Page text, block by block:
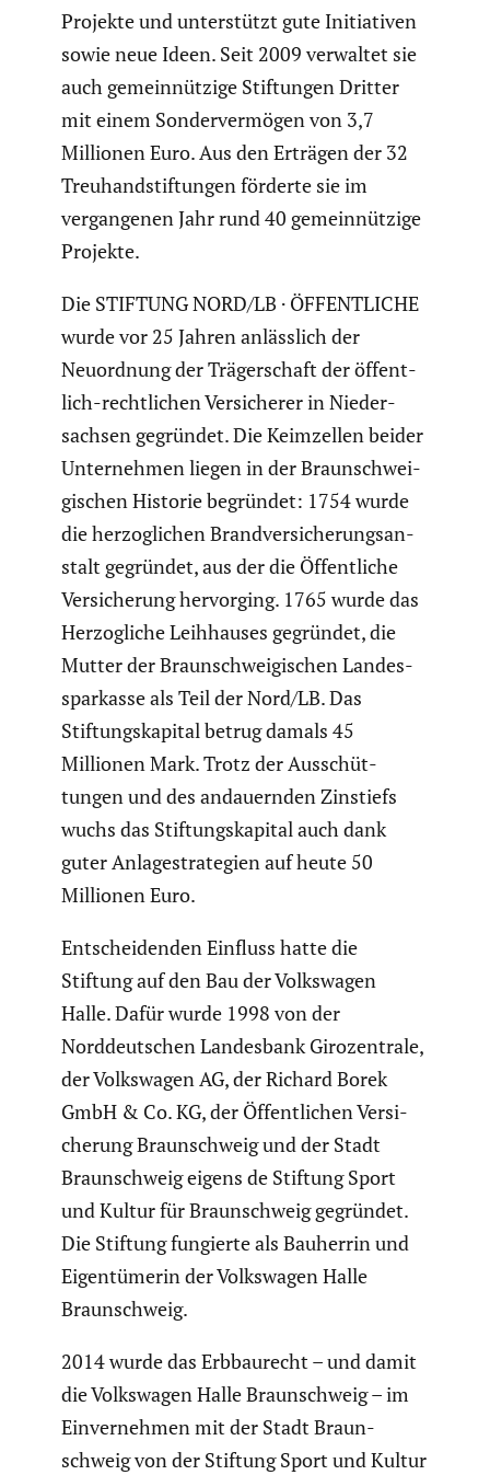
Projekte und unter­stützt gute Initia­tiven
sowie neue Ideen. Seit 2009 verwaltet sie
auch gemein­nüt­zige Stiftungen Dritter
mit einem Sonder­ver­mögen von 3,7
Millionen Euro. Aus den Erträgen der 32
Treuhand­stif­tungen förderte sie im
vergan­genen Jahr rund 40 gemein­nüt­zige
Projekte.
Die STIFTUNG NORD/LB · ÖFFENTLICHE
wurde vor 25 Jahren anläss­lich der
Neuord­nung der Träger­schaft der öffent­
lich-recht­li­chen Versi­cherer in Nieder­
sachsen gegründet. Die Keimzellen beider
Unter­nehmen liegen in der Braun­schwei­
gi­schen Historie begründet: 1754 wurde
die herzog­li­chen Brand­ver­si­che­rungs­an­
stalt gegründet, aus der die Öffent­liche
Versi­che­rung hervor­ging. 1765 wurde das
Herzog­liche Leihhauses gegründet, die
Mutter der Braun­schwei­gi­schen Landes­
spar­kasse als Teil der Nord/LB. Das
Stiftungs­ka­pital betrug damals 45
Millionen Mark. Trotz der Ausschüt­
tungen und des andau­ernden Zinstiefs
wuchs das Stiftungs­ka­pital auch dank
guter Anlage­stra­te­gien auf heute 50
Millionen Euro.
Entschei­denden Einfluss hatte die
Stiftung auf den Bau der Volks­wagen
Halle. Dafür wurde 1998 von der
Norddeut­schen Landes­bank Girozen­trale,
der Volks­wagen AG, der Richard Borek
GmbH & Co. KG, der Öffent­li­chen Versi­
che­rung Braun­schweig und der Stadt
Braun­schweig eigens de Stiftung Sport
und Kultur für Braun­schweig gegründet.
Die Stiftung fungierte als Bauherrin und
Eigen­tü­merin der Volks­wagen Halle
Braun­schweig.
2014 wurde das Erbbau­recht – und damit
die Volks­wagen Halle Braun­schweig – im
Einver­nehmen mit der Stadt Braun­
schweig von der Stiftung Sport und Kultur